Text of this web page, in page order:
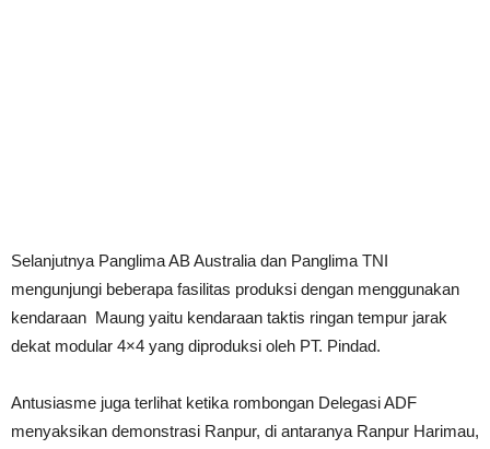
Selanjutnya Panglima AB Australia dan Panglima TNI
mengunjungi beberapa fasilitas produksi dengan menggunakan
kendaraan Maung yaitu kendaraan taktis ringan tempur jarak
dekat modular 4×4 yang diproduksi oleh PT. Pindad.
Antusiasme juga terlihat ketika rombongan Delegasi ADF
menyaksikan demonstrasi Ranpur, di antaranya Ranpur Harimau,